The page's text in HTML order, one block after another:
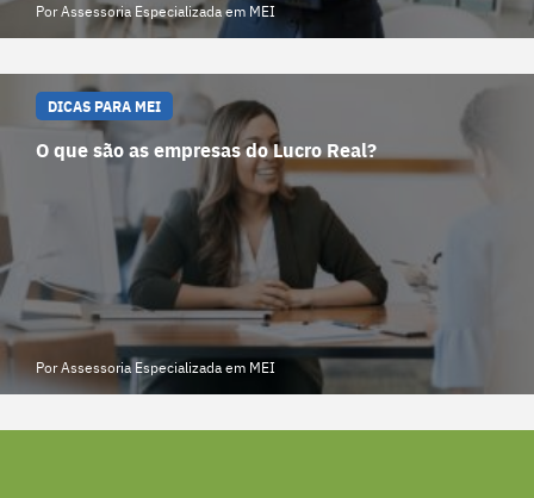
Por Assessoria Especializada em MEI
DICAS PARA MEI
O que são as empresas do Lucro Real?
Por Assessoria Especializada em MEI